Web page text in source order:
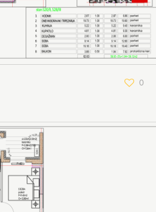
0